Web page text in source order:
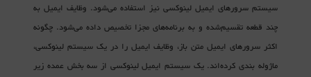
سیستم سرورهای ايميل لینوکسی نیز استفاده می‌شود. وظایف ايميل به
چند قطعه تقسیم‌شده و به برنامه‌های مجزا تخصیص داده می‌شود. چگونه
اکثر سرورهای ايميل متن باز، وظایف ايميل را در یک سیستم لینوکسی،
ماژوله بندی کرده‌اند. یک سیستم ايميل لینوکسی از سه بخش عمده زیر